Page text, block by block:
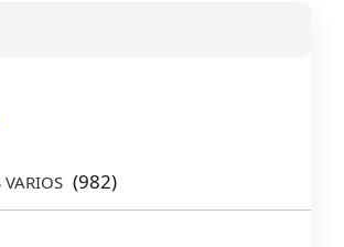
VARIOS (982)